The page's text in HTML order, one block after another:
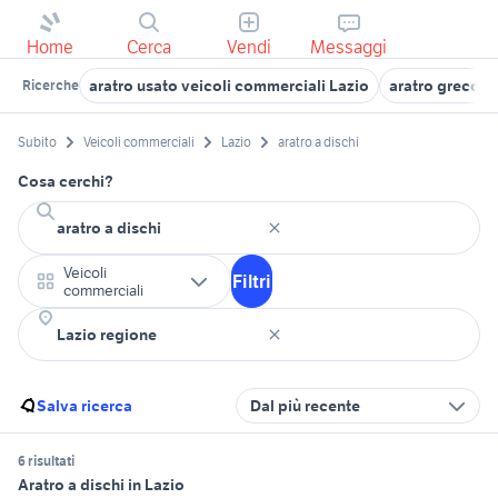
Home Cerca Vendi Messaggi
Ricerche aratro usato veicoli commerciali Lazio aratro greco
Subito Veicoli commerciali Lazio aratro a dischi
Cosa cerchi?
Veicoli
commerciali
Filtri
Salva ricerca Dal più recente
6 risultati
Aratro a dischi in Lazio